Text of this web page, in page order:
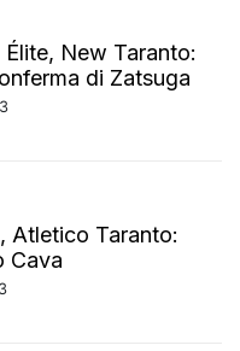
New Taranto:
di Zatsuga
Atletico Taranto:
Cava